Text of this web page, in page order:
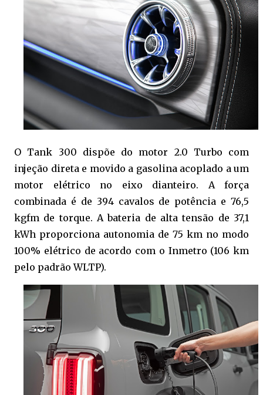
O Tank 300 dispõe do motor 2.0 Turbo com
injeção direta e movido a gasolina acoplado a um
motor elétrico no eixo dianteiro. A força
combinada é de 394 cavalos de potência e 76,5
kgfm de torque. A bateria de alta tensão de 37,1
kWh proporciona autonomia de 75 km no modo
100% elétrico de acordo com o Inmetro (106 km
pelo padrão WLTP).